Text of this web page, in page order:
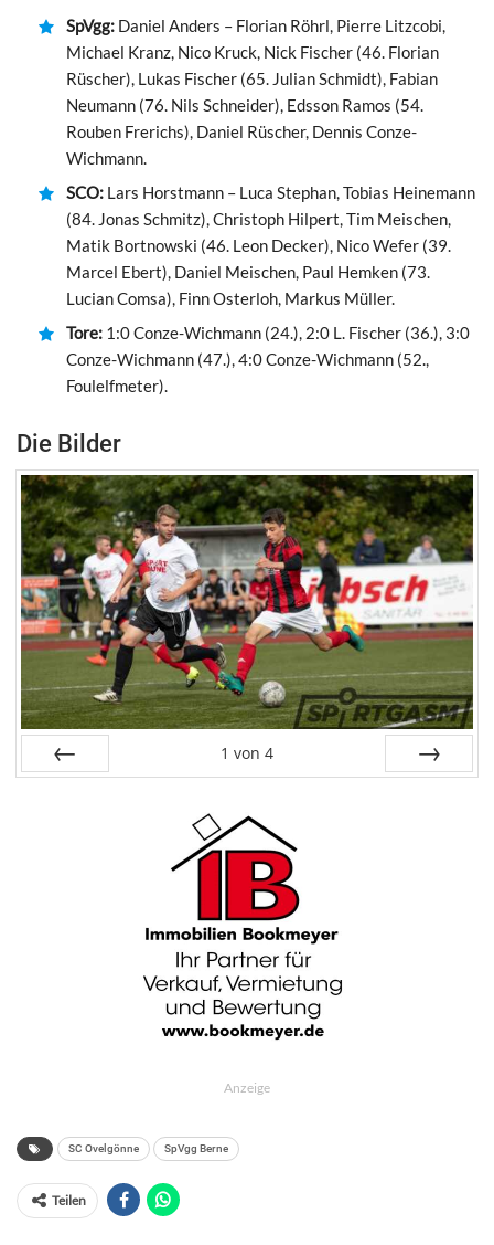
SpVgg: Daniel Anders – Florian Röhrl, Pierre Litzcobi,
Michael Kranz, Nico Kruck, Nick Fischer (46. Florian
Rüscher), Lukas Fischer (65. Julian Schmidt), Fabian
Neumann (76. Nils Schneider), Edsson Ramos (54.
Rouben Frerichs), Daniel Rüscher, Dennis Conze-
Wichmann.
SCO: Lars Horstmann – Luca Stephan, Tobias Heinemann
(84. Jonas Schmitz), Christoph Hilpert, Tim Meischen,
Matik Bortnowski (46. Leon Decker), Nico Wefer (39.
Marcel Ebert), Daniel Meischen, Paul Hemken (73.
Lucian Comsa), Finn Osterloh, Markus Müller.
Tore: 1:0 Conze-Wichmann (24.), 2:0 L. Fischer (36.), 3:0
Conze-Wichmann (47.), 4:0 Conze-Wichmann (52.,
Foulelfmeter).
Die Bilder
1 von 4
Anzeige
SC Ovelgönne SpVgg Berne
Teilen